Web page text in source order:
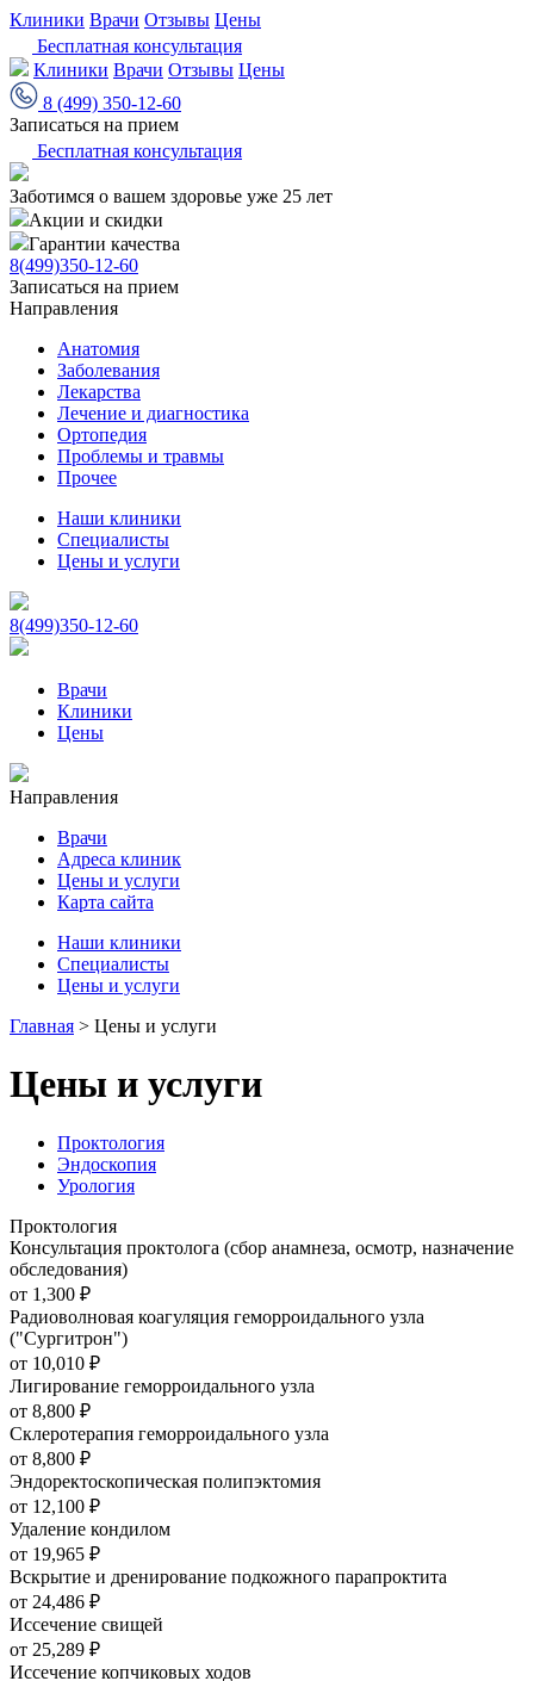
Клиники Врачи Отзывы Цены
Бесплатная консультация
Клиники Врачи Отзывы Цены
8 (499) 350-12-60
Записаться на прием
Бесплатная консультация
Заботимся о вашем здоровье уже 25 лет
Акции и скидки
Гарантии качества
8(499)350-12-60
Записаться на прием
Направления
Анатомия
Заболевания
Лекарства
Лечение и диагностика
Ортопедия
Проблемы и травмы
Прочее
Наши клиники
Специалисты
Цены и услуги
8(499)350-12-60
Врачи
Клиники
Цены
Направления
Врачи
Адреса клиник
Цены и услуги
Карта сайта
Наши клиники
Специалисты
Цены и услуги
Главная > Цены и услуги
Цены и услуги
Проктология
Эндоскопия
Урология
Проктология
Консультация проктолога (сбор анамнеза, осмотр, назначение
обследования)
от 1,300 ₽
Радиоволновая коагуляция геморроидального узла
("Сургитрон")
от 10,010 ₽
Лигирование геморроидального узла
от 8,800 ₽
Склеротерапия геморроидального узла
от 8,800 ₽
Эндоректоскопическая полипэктомия
от 12,100 ₽
Удаление кондилом
от 19,965 ₽
Вскрытие и дренирование подкожного парапроктита
от 24,486 ₽
Иссечение свищей
от 25,289 ₽
Иссечение копчиковых ходов